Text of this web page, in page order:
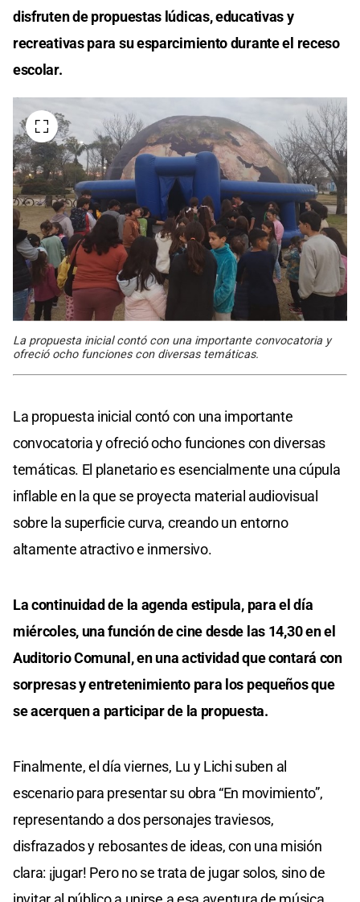
disfruten de propuestas lúdicas, educativas y
recreativas para su esparcimiento durante el receso
escolar.
La propuesta inicial contó con una importante convocatoria y
ofreció ocho funciones con diversas temáticas.
La propuesta inicial contó con una importante
convocatoria y ofreció ocho funciones con diversas
temáticas. El planetario es esencialmente una cúpula
inflable en la que se proyecta material audiovisual
sobre la superficie curva, creando un entorno
altamente atractivo e inmersivo.
La continuidad de la agenda estipula, para el día
miércoles, una función de cine desde las 14,30 en el
Auditorio Comunal, en una actividad que contará con
sorpresas y entretenimiento para los pequeños que
se acerquen a participar de la propuesta.
Finalmente, el día viernes, Lu y Lichi suben al
escenario para presentar su obra “En movimiento”,
representando a dos personajes traviesos,
disfrazados y rebosantes de ideas, con una misión
clara: ¡jugar! Pero no se trata de jugar solos, sino de